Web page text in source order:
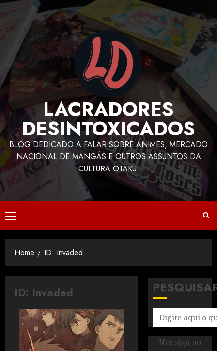
LACRADORES
DESINTOXICADOS
BLOG DEDICADO A FALAR SOBRE ANIMES, MERCADO
NACIONAL DE MANGÁS E OUTROS ASSUNTOS DA
CULTURA OTAKU.
Home ID: Invaded
ID: Invaded
Nos siga no